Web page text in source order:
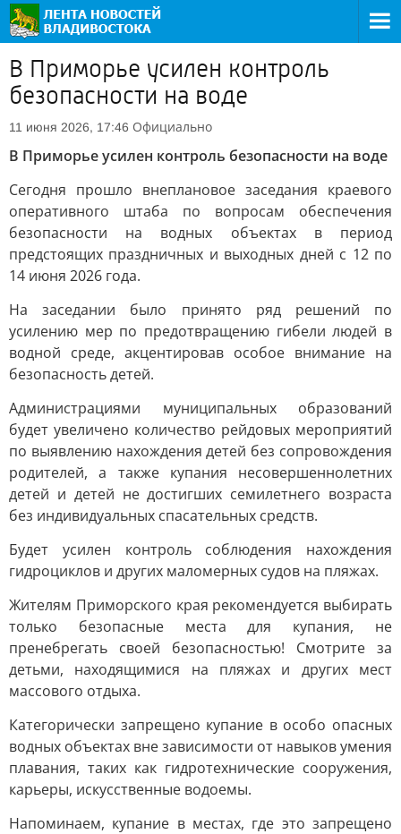
В Приморье усилен контроль
безопасности на воде
11 июня 2026, 17:46 Официально
В Приморье усилен контроль безопасности на воде
Сегодня прошло внеплановое заседания краевого
оперативного штаба по вопросам обеспечения
безопасности на водных объектах в период
предстоящих праздничных и выходных дней с 12 по
14 июня 2026 года.
На заседании было принято ряд решений по
усилению мер по предотвращению гибели людей в
водной среде, акцентировав особое внимание на
безопасность детей.
Администрациями муниципальных образований
будет увеличено количество рейдовых мероприятий
по выявлению нахождения детей без сопровождения
родителей, а также купания несовершеннолетних
детей и детей не достигших семилетнего возраста
без индивидуальных спасательных средств.
Будет усилен контроль соблюдения нахождения
гидроциклов и других маломерных судов на пляжах.
Жителям Приморского края рекомендуется выбирать
только безопасные места для купания, не
пренебрегать своей безопасностью! Смотрите за
детьми, находящимися на пляжах и других мест
массового отдыха.
Категорически запрещено купание в особо опасных
водных объектах вне зависимости от навыков умения
плавания, таких как гидротехнические сооружения,
карьеры, искусственные водоемы.
Напоминаем, купание в местах, где это запрещено